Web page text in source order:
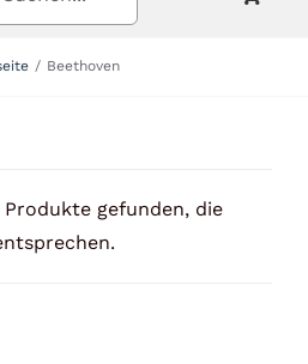
Beethoven
gefunden, die